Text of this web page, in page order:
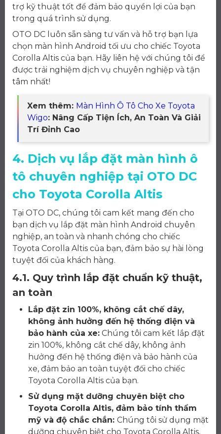
trợ kỹ thuật tốt để đảm bảo quyền lợi của bạn
trong quá trình sử dụng.
OTO DC luôn sẵn sàng tư vấn và hỗ trợ bạn lựa
chọn màn hình Android tối ưu cho chiếc Toyota
Corolla Altis của bạn. Hãy liên hệ với chúng tôi để
được trải nghiệm dịch vụ chuyên nghiệp và tận
tâm nhất!
Xem thêm: Màn Hình Ô Tô Cho Xe Toyota
Wigo: Nâng Cấp Tiện Ích, An Toàn Và Giải
Trí Đỉnh Cao
4. Dịch vụ lắp đặt màn hình ô
tô chuyên nghiệp tại OTO DC
cho Toyota Corolla Altis
Tại OTO DC, chúng tôi cam kết mang đến cho
bạn dịch vụ lắp đặt màn hình Android chuyên
nghiệp, an toàn và nhanh chóng cho chiếc
Toyota Corolla Altis của bạn, đảm bảo sự hài lòng
tuyệt đối của khách hàng.
4.1. Quy trình lắp đặt chuẩn kỹ thuật,
an toàn
Lắp đặt zin 100%, không cắt chế dây,
không ảnh hưởng đến hệ thống điện và
bảo hành của xe: Chúng tôi cam kết lắp đặt
zin 100%, không cắt chế dây, không ảnh
hưởng đến hệ thống điện và bảo hành của
xe, đảm bảo an toàn tuyệt đối cho chiếc
Toyota Corolla Altis của bạn.
Sử dụng mặt dưỡng chuyên biệt cho
Toyota Corolla Altis, đảm bảo tính thẩm
mỹ và độ chắc chắn: Chúng tôi sử dụng mặt
dưỡng chuyên biệt cho Toyota Corolla Altis,